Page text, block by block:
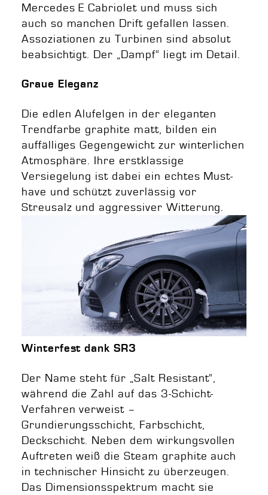
Mercedes E Cabriolet und muss sich
auch so manchen Drift gefallen lassen.
Assoziationen zu Turbinen sind absolut
beabsichtigt. Der „Dampf“ liegt im Detail.
Graue Eleganz
Die edlen Alufelgen in der eleganten
Trendfarbe graphite matt, bilden ein
auffälliges Gegengewicht zur winterlichen
Atmosphäre. Ihre erstklassige
Versiegelung ist dabei ein echtes Must-
have und schützt zuverlässig vor
Streusalz und aggressiver Witterung.
Winterfest dank SR3
Der Name steht für „Salt Resistant“,
während die Zahl auf das 3-Schicht-
Verfahren verweist –
Grundierungsschicht, Farbschicht,
Deckschicht. Neben dem wirkungsvollen
Auftreten weiß die Steam graphite auch
in technischer Hinsicht zu überzeugen.
Das Dimensionsspektrum macht sie